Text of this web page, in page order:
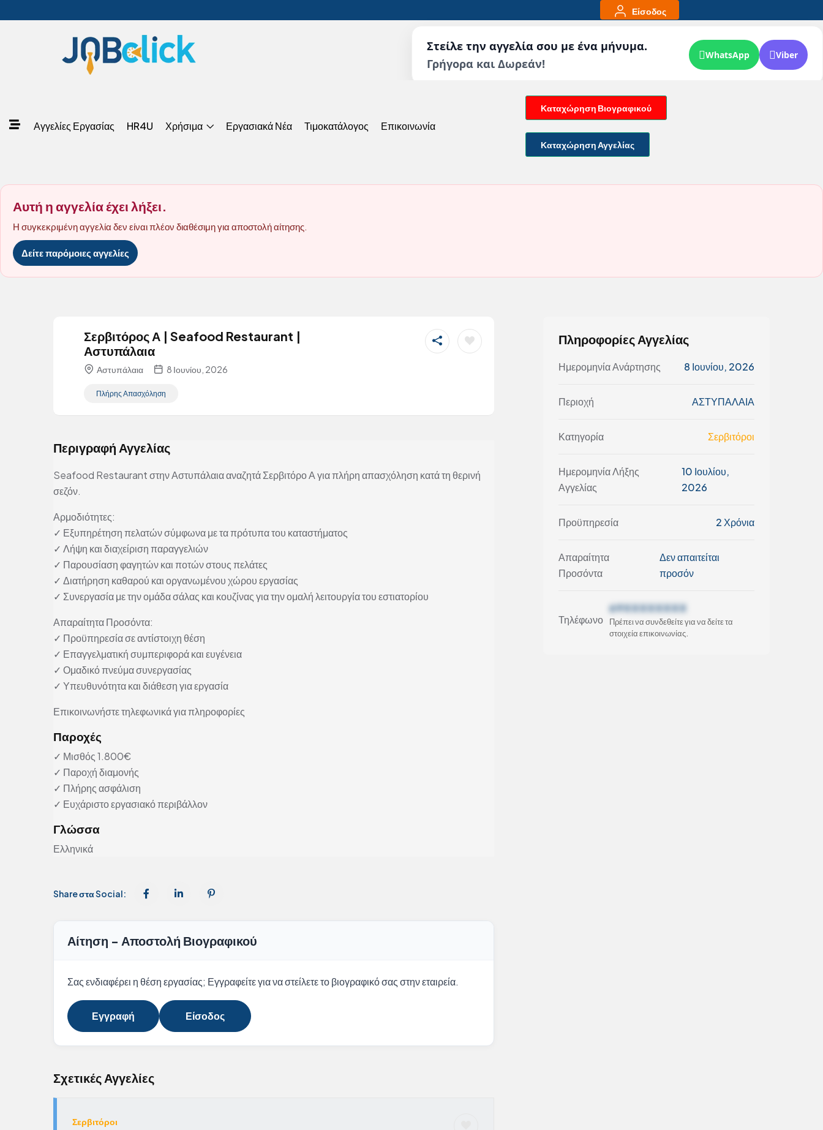
Είσοδος
Στείλε την αγγελία σου με ένα μήνυμα.
Γρήγορα και Δωρεάν!
WhatsApp Viber
Αγγελίες Εργασίας HR4U Χρήσιμα Εργασιακά Νέα Τιμοκατάλογος Επικοινωνία
Καταχώρηση Βιογραφικού
Καταχώρηση Αγγελίας
Αυτή η αγγελία έχει λήξει.
Η συγκεκριμένη αγγελία δεν είναι πλέον διαθέσιμη για αποστολή αίτησης.
Δείτε παρόμοιες αγγελίες
Σερβιτόρος Α | Seafood Restaurant |
Αστυπάλαια
Αστυπάλαια 8 Ιουνίου, 2026
Πλήρης Απασχόληση
Περιγραφή Αγγελίας
Seafood Restaurant στην Αστυπάλαια αναζητά Σερβιτόρο Α για πλήρη απασχόληση κατά τη θερινή
σεζόν.
Αρμοδιότητες:
✓ Εξυπηρέτηση πελατών σύμφωνα με τα πρότυπα του καταστήματος
✓ Λήψη και διαχείριση παραγγελιών
✓ Παρουσίαση φαγητών και ποτών στους πελάτες
✓ Διατήρηση καθαρού και οργανωμένου χώρου εργασίας
✓ Συνεργασία με την ομάδα σάλας και κουζίνας για την ομαλή λειτουργία του εστιατορίου
Απαραίτητα Προσόντα:
✓ Προϋπηρεσία σε αντίστοιχη θέση
✓ Επαγγελματική συμπεριφορά και ευγένεια
✓ Ομαδικό πνεύμα συνεργασίας
✓ Υπευθυνότητα και διάθεση για εργασία
Επικοινωνήστε τηλεφωνικά για πληροφορίες
Παροχές
✓ Μισθός 1.800€
✓ Παροχή διαμονής
✓ Πλήρης ασφάλιση
✓ Ευχάριστο εργασιακό περιβάλλον
Γλώσσα
Ελληνικά
Share στα Social:
Αίτηση - Αποστολή Βιογραφικού
Σας ενδιαφέρει η θέση εργασίας; Εγγραφείτε για να στείλετε το βιογραφικό σας στην εταιρεία.
Εγγραφή Είσοδος
Σχετικές Αγγελίες
Σερβιτόροι
Πληροφορίες Αγγελίας
Ημερομηνία Ανάρτησης 8 Ιουνίου, 2026
Περιοχή ΑΣΤΥΠΑΛΑΙΑ
Κατηγορία Σερβιτόροι
Ημερομηνία Λήξης
Αγγελίας
10 Ιουλίου,
2026
Προϋπηρεσία 2 Χρόνια
Απαραίτητα
Προσόντα
Δεν απαιτείται
προσόν
Τηλέφωνο
69XXXXXXXX
Πρέπει να συνδεθείτε για να δείτε τα
στοιχεία επικοινωνίας.